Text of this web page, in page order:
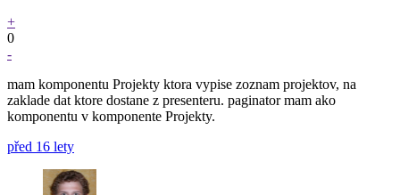
+
0
-
mam komponentu Projekty ktora vypise zoznam projektov, na
zaklade dat ktore dostane z presenteru. paginator mam ako
komponentu v komponente Projekty.
před 16 lety